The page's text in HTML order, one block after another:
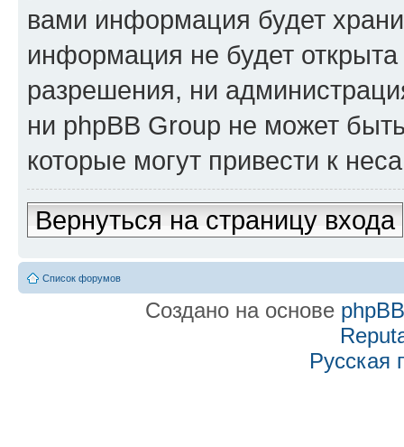
вами информация будет
информация не будет
разрешения, ни
ни phpBB Group не может
которые могут привести к
Вернуться на страницу входа
Список форумов
Создано на основе phpBB
Русская